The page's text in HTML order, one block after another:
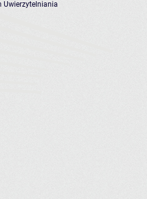
Uwierzytelniania